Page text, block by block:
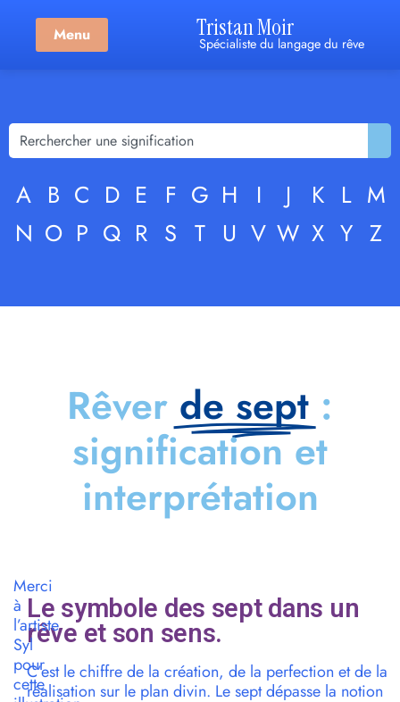
Menu Tristan Moir
Spécialiste du langage du rêve
A B C D E F G H I J K L M
N O P Q R S T U V W X Y Z
Rêver de sept :
signification et
interprétation
Le symbole des sept dans un
rêve et son sens.
C’est le chiffre de la création, de la perfection et de la
réalisation sur le plan divin. Le sept dépasse la notion
Merci
à
l’artiste
Syl
pour
cette